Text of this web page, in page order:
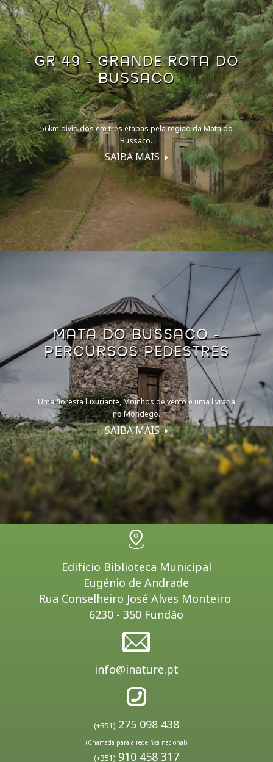
GR 49 - GRANDE ROTA DO
BUSSACO
56km divididos em três etapas pela região da Mata do
Bussaco.
SAIBA MAIS
MATA DO BUSSACO -
PERCURSOS PEDESTRES
Uma floresta luxuriante, Moinhos de vento e uma livraria
no Mondego.
SAIBA MAIS
Edifício Biblioteca Municipal
Eugénio de Andrade
Rua Conselheiro José Alves Monteiro
6230 - 350 Fundão
info@inature.pt
(+351) 275 098 438
(Chamada para a rede fixa nacional)
(+351) 910 458 317